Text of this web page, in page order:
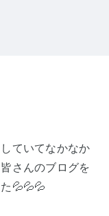
ていてなかなか
さんのブログを
💦💦💦